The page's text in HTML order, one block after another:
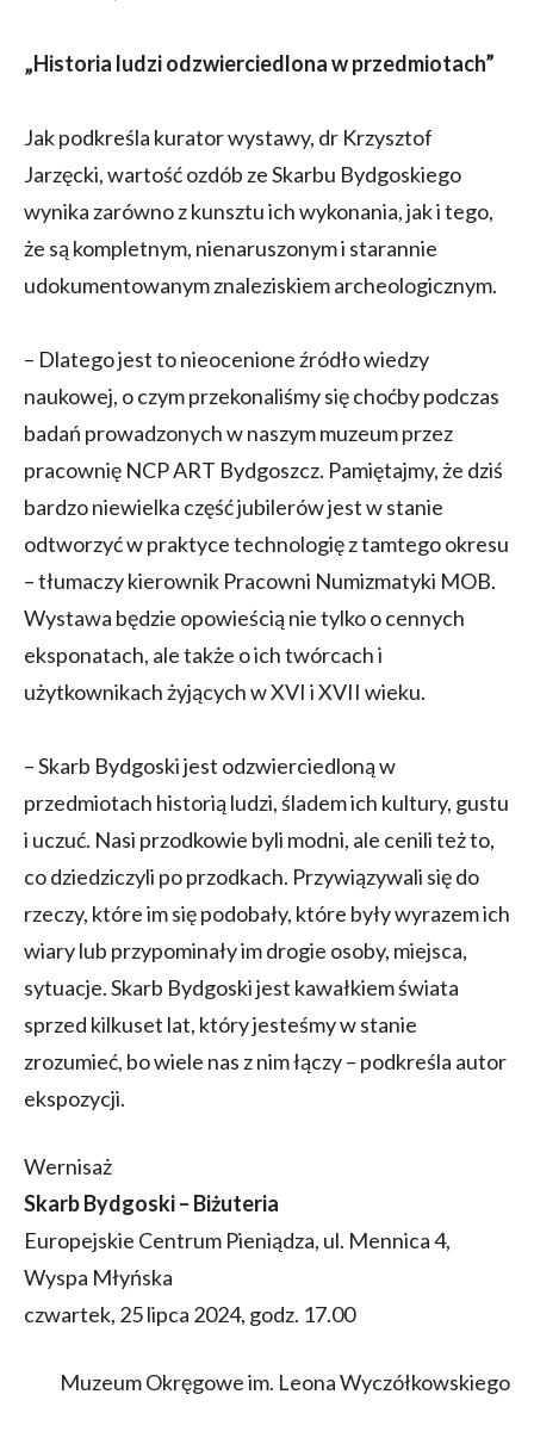
„Historia ludzi odzwierciedlona w przedmiotach”
Jak podkreśla kurator wystawy, dr Krzysztof
Jarzęcki, wartość ozdób ze Skarbu Bydgoskiego
wynika zarówno z kunsztu ich wykonania, jak i tego,
że są kompletnym, nienaruszonym i starannie
udokumentowanym znaleziskiem archeologicznym.
– Dlatego jest to nieocenione źródło wiedzy
naukowej, o czym przekonaliśmy się choćby podczas
badań prowadzonych w naszym muzeum przez
pracownię NCP ART Bydgoszcz. Pamiętajmy, że dziś
bardzo niewielka część jubilerów jest w stanie
odtworzyć w praktyce technologię z tamtego okresu
– tłumaczy kierownik Pracowni Numizmatyki MOB.
Wystawa będzie opowieścią nie tylko o cennych
eksponatach, ale także o ich twórcach i
użytkownikach żyjących w XVI i XVII wieku.
– Skarb Bydgoski jest odzwierciedloną w
przedmiotach historią ludzi, śladem ich kultury, gustu
i uczuć. Nasi przodkowie byli modni, ale cenili też to,
co dziedziczyli po przodkach. Przywiązywali się do
rzeczy, które im się podobały, które były wyrazem ich
wiary lub przypominały im drogie osoby, miejsca,
sytuacje. Skarb Bydgoski jest kawałkiem świata
sprzed kilkuset lat, który jesteśmy w stanie
zrozumieć, bo wiele nas z nim łączy – podkreśla autor
ekspozycji.
Wernisaż
Skarb Bydgoski – Biżuteria
Europejskie Centrum Pieniądza, ul. Mennica 4,
Wyspa Młyńska
czwartek, 25 lipca 2024, godz. 17.00
Muzeum Okręgowe im. Leona Wyczółkowskiego